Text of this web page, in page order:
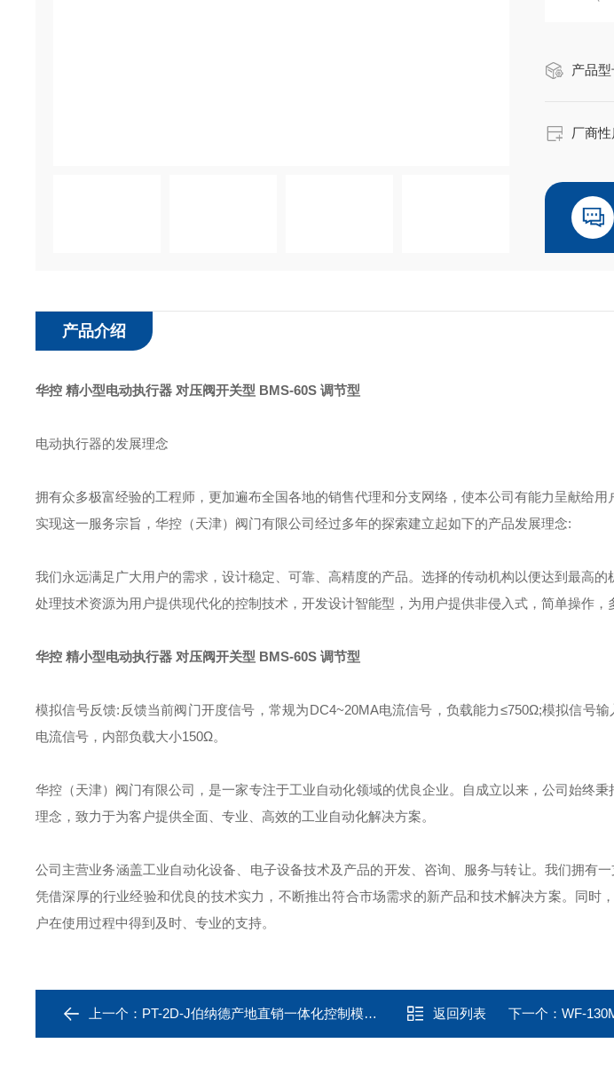
产品型
厂商
产品介绍
华控 精小型电动执行器 对压阀开关型 BMS-60S 调节型
电动执行器的发展理念
拥有众多极富经验的工程师，更加遍布全国各地的销售代理和分支网络，使本公司有能力呈献给
实现这一服务宗旨， 华控（天津）阀门有限公司经过多年的探索建立起如下的产品发展理念:
我们永远满足广大用户的需求，设计稳定、可靠、高精度的产品。选择的传动机构以便达到最高
处理技术资源为用户提供现代化的控制技术，开发设计智能型，为用户提供非侵入式，简单操作，
华控 精小型电动执行器 对压阀开关型 BMS-60S 调节型
模拟信号反馈:反馈当前阀门开度信号，常规为DC4~20MA电流信号，负载能力≤750Ω;模拟信号
电流信号，内部负载大小150Ω。
华控（天津）阀门有限公司，是一家专注于工业自动化领域的优良企业。自成立以来，公司始终
理念，致力于为客户提供全面、专业、高效的工业自动化解决方案。
公司主营业务涵盖工业自动化设备、电子设备技术及产品的开发、咨询、服务与转让。我们拥有
凭借深厚的行业经验和优良的技术实力，不断推出符合市场需求的新产品和技术解决方案。同时
户在使用过程中得到及时、专业的支持。
上一个： PT-2D-J伯纳德产地直销一体化控制模块 电子定位器 返回列表 下一个： WF-130M